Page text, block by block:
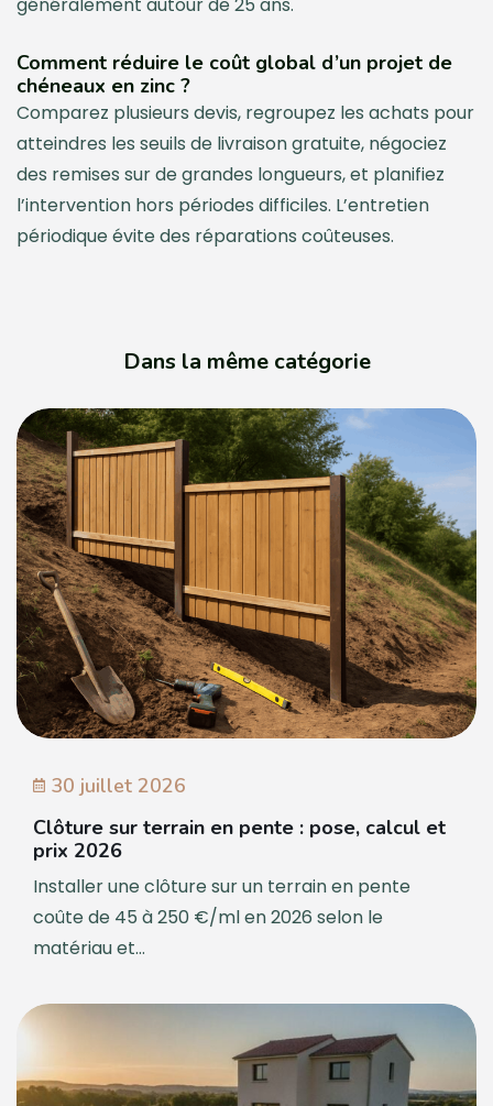
Comment réduire le coût global d’un projet de
chéneaux en zinc ?
Comparez plusieurs devis, regroupez les achats pour
atteindres les seuils de livraison gratuite, négociez
des remises sur de grandes longueurs, et planifiez
l’intervention hors périodes difficiles. L’entretien
périodique évite des réparations coûteuses.
Dans la même catégorie
30 juillet 2026
Clôture sur terrain en pente : pose, calcul et
prix 2026
Installer une clôture sur un terrain en pente
coûte de 45 à 250 €/ml en 2026 selon le
matériau et...